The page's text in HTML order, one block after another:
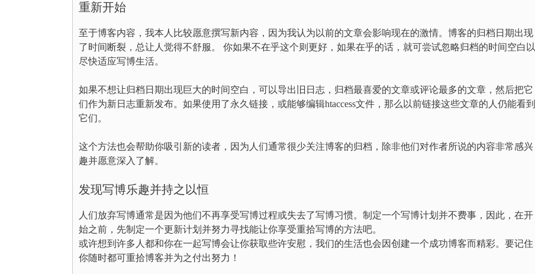
重新开始
至于博客内容，我本人比较愿意撰写新内容，因为我认为以前的文章会影响现在的激情。博客的归档日期出现
了时间断裂，总让人觉得不舒服。 你如果不在乎这个则更好，如果在乎的话，就可尝试忽略归档的时间空白以
尽快适应写博生活。
如果不想让归档日期出现巨大的时间空白，可以导出旧日志，归档最喜爱的文章或评论最多的文章，然后把它
们作为新日志重新发布。如果使用了永久链接，或能够编辑htaccess文件，那么以前链接这些文章的人仍能看到
它们。
这个方法也会帮助你吸引新的读者，因为人们通常很少关注博客的归档，除非他们对作者所说的内容非常感兴
趣并愿意深入了解。
发现写博乐趣并持之以恒
人们放弃写博通常是因为他们不再享受写博过程或失去了写博习惯。制定一个写博计划并不费事，因此，在开
始之前，先制定一个更新计划并努力寻找能让你享受重拾写博的方法吧。
或许想到许多人都和你在一起写博会让你获取些许安慰，我们的生活也会因创建一个成功博客而精彩。要记住
你随时都可重拾博客并为之付出努力！